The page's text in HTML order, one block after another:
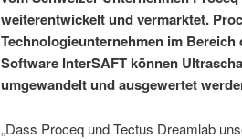
weiterentwickelt und vermarktet.
Technologieunternehmen im
Software InterSAFT können
umgewandelt und ausgewertet
„Dass Proceq und Tectus Dreamlab